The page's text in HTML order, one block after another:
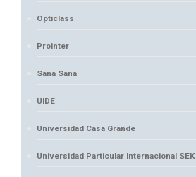
Opticlass
Prointer
Sana Sana
UIDE
Universidad Casa Grande
Universidad Particular Internacional SEK